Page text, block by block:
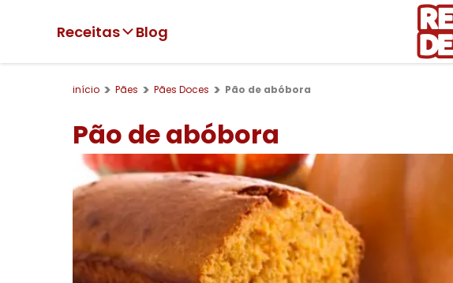
Receitas Blog
início Pães Pães Doces Pão de abóbora
Pão de abóbora